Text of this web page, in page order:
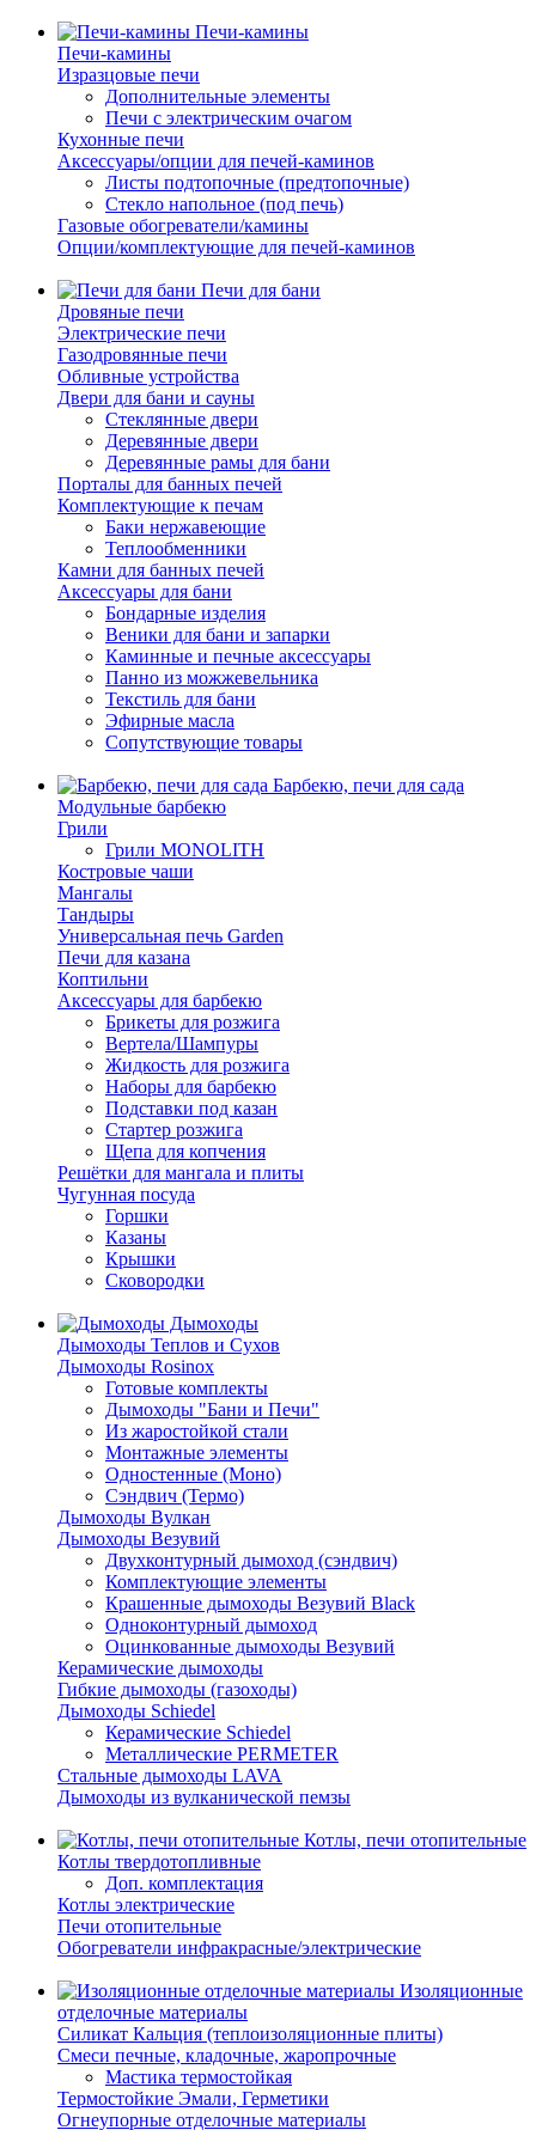
Печи-камины
Печи-камины
Изразцовые печи
Дополнительные элементы
Печи с электрическим очагом
Кухонные печи
Аксессуары/опции для печей-каминов
Листы подтопочные (предтопочные)
Стекло напольное (под печь)
Газовые обогреватели/камины
Опции/комплектующие для печей-каминов
Печи для бани
Дровяные печи
Электрические печи
Газодровянные печи
Обливные устройства
Двери для бани и сауны
Стеклянные двери
Деревянные двери
Деревянные рамы для бани
Порталы для банных печей
Комплектующие к печам
Баки нержавеющие
Теплообменники
Камни для банных печей
Аксессуары для бани
Бондарные изделия
Веники для бани и запарки
Каминные и печные аксессуары
Панно из можжевельника
Текстиль для бани
Эфирные масла
Сопутствующие товары
Барбекю, печи для сада
Модульные барбекю
Грили
Грили MONOLITH
Костровые чаши
Мангалы
Тандыры
Универсальная печь Garden
Печи для казана
Коптильни
Аксессуары для барбекю
Брикеты для розжига
Вертела/Шампуры
Жидкость для розжига
Наборы для барбекю
Подставки под казан
Стартер розжига
Щепа для копчения
Решётки для мангала и плиты
Чугунная посуда
Горшки
Казаны
Крышки
Сковородки
Дымоходы
Дымоходы Теплов и Сухов
Дымоходы Rosinox
Готовые комплекты
Дымоходы "Бани и Печи"
Из жаростойкой стали
Монтажные элементы
Одностенные (Моно)
Сэндвич (Термо)
Дымоходы Вулкан
Дымоходы Везувий
Двухконтурный дымоход (сэндвич)
Комплектующие элементы
Крашенные дымоходы Везувий Black
Одноконтурный дымоход
Оцинкованные дымоходы Везувий
Керамические дымоходы
Гибкие дымоходы (газоходы)
Дымоходы Schiedel
Керамические Schiedel
Металлические PERMETER
Стальные дымоходы LAVA
Дымоходы из вулканической пемзы
Котлы, печи отопительные
Котлы твердотопливные
Доп. комплектация
Котлы электрические
Печи отопительные
Обогреватели инфракрасные/электрические
Изоляционные
отделочные материалы
Силикат Кальция (теплоизоляционные плиты)
Смеси печные, кладочные, жаропрочные
Мастика термостойкая
Термостойкие Эмали, Герметики
Огнеупорные отделочные материалы